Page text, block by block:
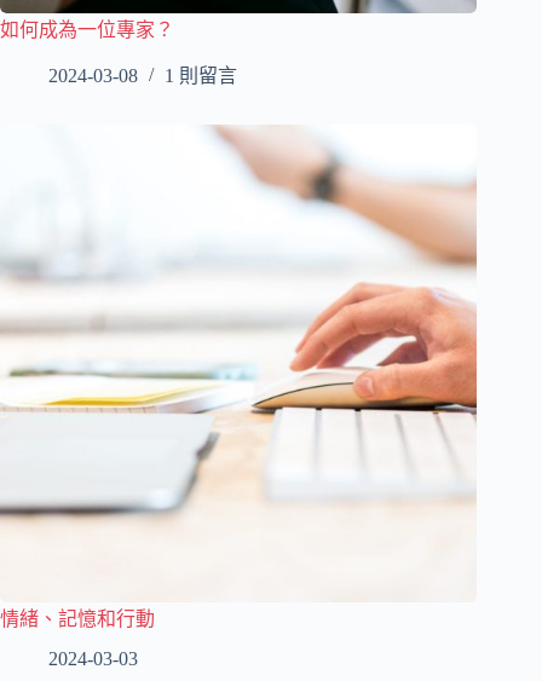
如何成為一位專家？
2024-03-08 1 則留言
情緒、記憶和行動
2024-03-03